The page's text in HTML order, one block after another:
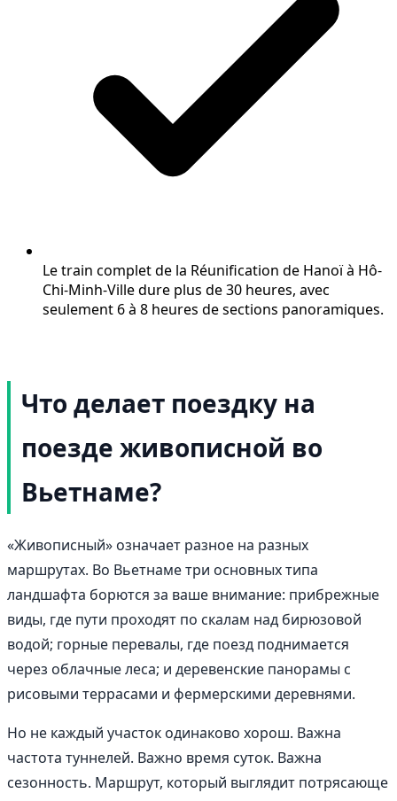
Le train complet de la Réunification de Hanoï à Hô-
Chi-Minh-Ville dure plus de 30 heures, avec
seulement 6 à 8 heures de sections panoramiques.
Что делает поездку на
поезде живописной во
Вьетнаме?
«Живописный» означает разное на разных
маршрутах. Во Вьетнаме три основных типа
ландшафта борются за ваше внимание: прибрежные
виды, где пути проходят по скалам над бирюзовой
водой; горные перевалы, где поезд поднимается
через облачные леса; и деревенские панорамы с
рисовыми террасами и фермерскими деревнями.
Но не каждый участок одинаково хорош. Важна
частота туннелей. Важно время суток. Важна
сезонность. Маршрут, который выглядит потрясающе